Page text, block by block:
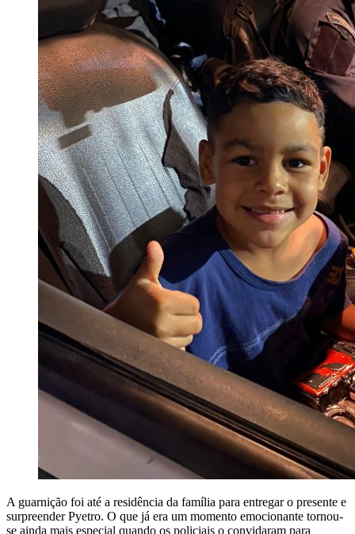
A guarnição foi até a residência da família para entregar o presente e
surpreender Pyetro. O que já era um momento emocionante tornou-
se ainda mais especial quando os policiais o convidaram para